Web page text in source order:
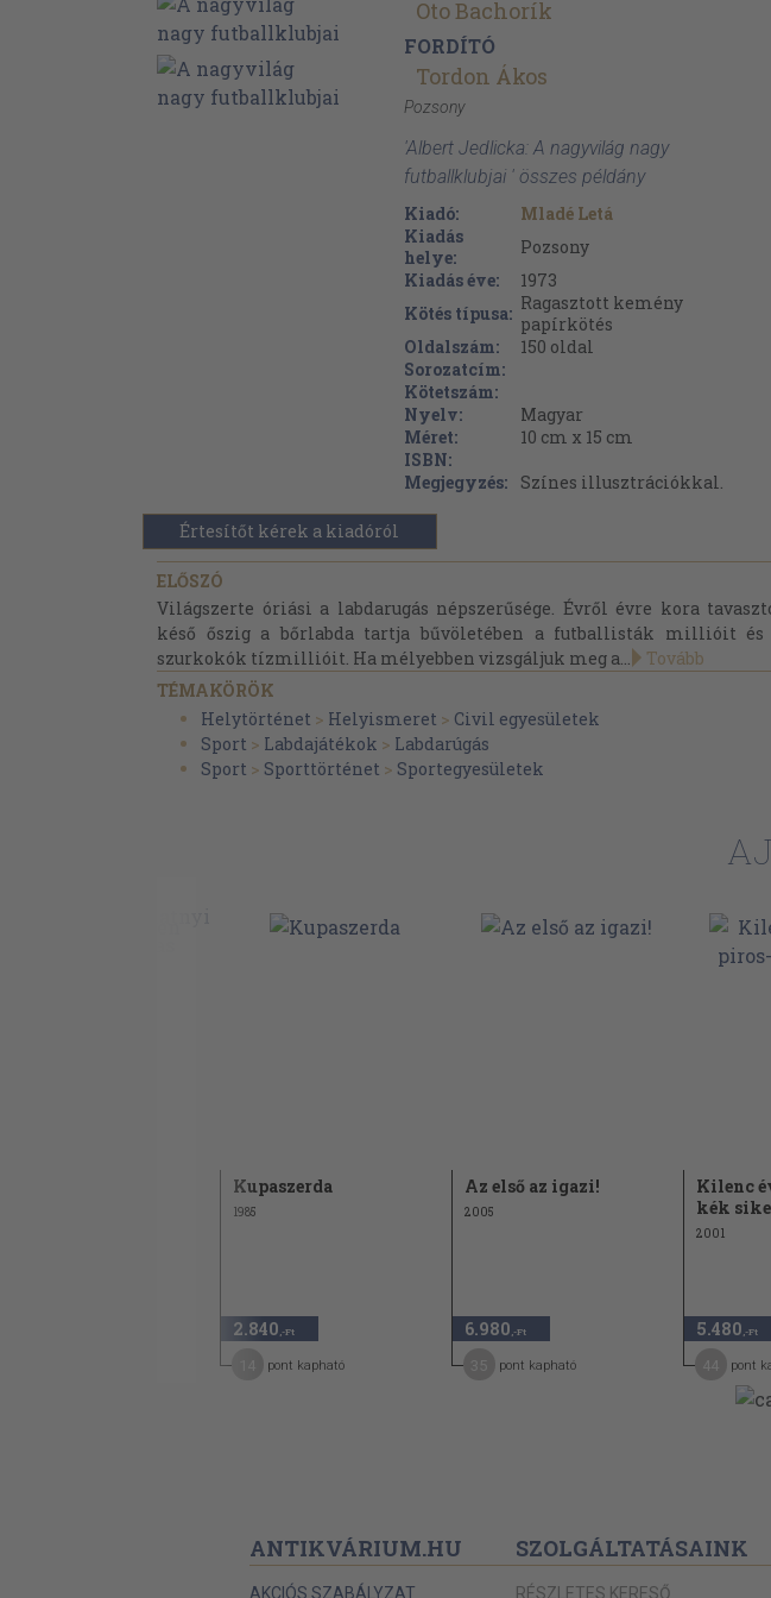
Oto Bachorík
FORDÍTÓ
Tordon Ákos
Pozsony
'Albert Jedlicka: A nagyvilág nagy
futballklubjai ' összes példány
Kiadó:
Mladé Letá
Kiadás
helye:
Pozsony
Kiadás éve:
1973
Kötés típusa: Ragasztott kemény
papírkötés
Oldalszám:
150 oldal
Sorozatcím:
Kötetszám:
Nyelv:
Magyar
Méret:
10 cm x 15 cm
ISBN:
Megjegyzés:
Színes illusztrációkkal.
Értesítőt kérek a kiadóról
ELŐSZÓ
Világszerte óriási a labdarugás népszerűsége. Évről évre kora
késő őszig a bőrlabda tartja bűvöletében a futballisták millióit és
szurkokók tízmillióit. Ha mélyebben vizsgáljuk meg a...
Tovább
TÉMAKÖRÖK
Helytörténet > Helyismeret > Civil egyesületek
Sport > Labdajátékok > Labdarúgás
Sport > Sporttörténet > Sportegyesületek
Kupaszerda
1985
2.840 ,-Ft
pont kapható
Az első az igazi!
2005
6.980 ,-Ft
pont kapható
Kilenc
kék
2001
5.480 ,-Ft
pont
ANTIKVÁRIUM.HU
AKCIÓS SZABÁLYZAT
SZOLGÁLTATÁSAINK
RÉSZLETES KERESŐ